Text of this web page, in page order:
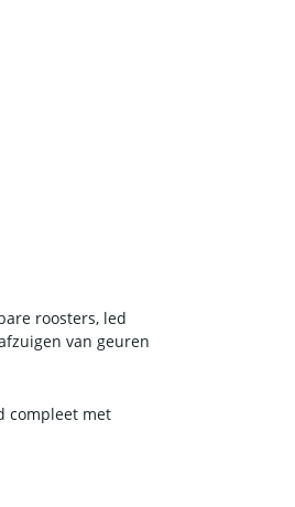
roosters, led
van geuren
compleet met